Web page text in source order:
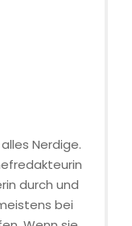
Nerdige.
durch und
bei